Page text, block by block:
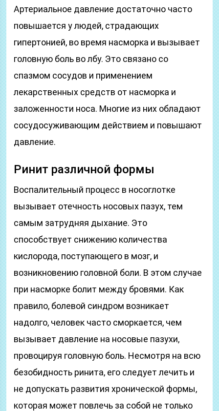
Артериальное давление достаточно часто
повышается у людей, страдающих
гипертонией, во время насморка и вызывает
головную боль во лбу. Это связано со
спазмом сосудов и применением
лекарственных средств от насморка и
заложенности носа. Многие из них обладают
сосудосуживающим действием и повышают
давление.
Ринит различной формы
Воспалительный процесс в носоглотке
вызывает отечность носовых пазух, тем
самым затрудняя дыхание. Это
способствует снижению количества
кислорода, поступающего в мозг, и
возникновению головной боли. В этом случае
при насморке болит между бровями. Как
правило, болевой синдром возникает
надолго, человек часто сморкается, чем
вызывает давление на носовые пазухи,
провоцируя головную боль. Несмотря на всю
безобидность ринита, его следует лечить и
не допускать развития хронической формы,
которая может повлечь за собой не только